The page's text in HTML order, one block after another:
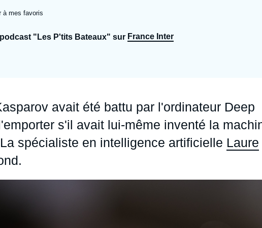
Ramses
Politique étrangère
Europe
Russie - Eurasie
à mes favoris
"Les P'tits Bateaux" sur France Inter
avait été battu par l'ordinateur Deep
s'il avait lui-même inventé la
spécialiste en intelligence artificielle Laure